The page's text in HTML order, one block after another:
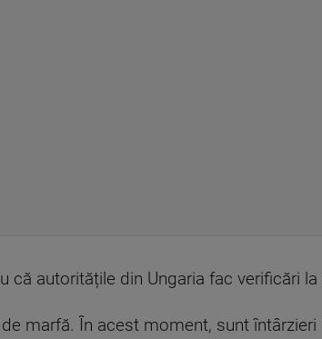
autoritățile din Ungaria fac verificări la
marfă. În acest moment, sunt întârzieri